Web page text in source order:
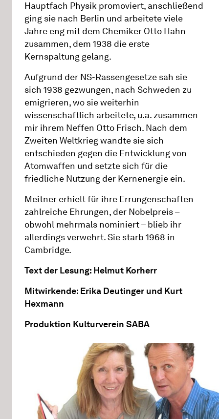
Hauptfach Physik promoviert, anschließend
ging sie nach Berlin und arbeitete viele
Jahre eng mit dem Chemiker Otto Hahn
zusammen, dem 1938 die erste
Kernspaltung gelang.
Aufgrund der NS-Rassengesetze sah sie
sich 1938 gezwungen, nach Schweden zu
emigrieren, wo sie weiterhin
wissenschaftlich arbeitete, u.a. zusammen
mir ihrem Neffen Otto Frisch. Nach dem
Zweiten Weltkrieg wandte sie sich
entschieden gegen die Entwicklung von
Atomwaffen und setzte sich für die
friedliche Nutzung der Kernenergie ein.
Meitner erhielt für ihre Errungenschaften
zahlreiche Ehrungen, der Nobelpreis –
obwohl mehrmals nominiert – blieb ihr
allerdings verwehrt. Sie starb 1968 in
Cambridge.
Text der Lesung: Helmut Korherr
Mitwirkende: Erika Deutinger und Kurt
Hexmann
Produktion Kulturverein SABA